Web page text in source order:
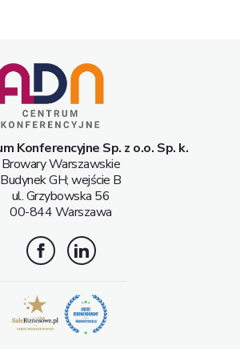
Konferencyjne Sp. z o.o. Sp. k.
Browary Warszawskie
Budynek GH; wejście B
ul. Grzybowska 56
00-844 Warszawa